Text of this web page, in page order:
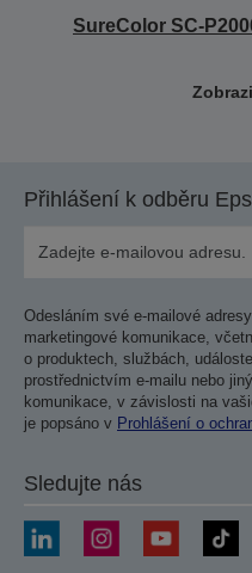
SureColor SC-
Přihlášení k odběru
Odesláním své e-mailové
marketingové komunikace,
o produktech, službách,
prostřednictvím e-mailu nebo
komunikace, v závislosti na
je popsáno v Prohlášení o
Sledujte nás